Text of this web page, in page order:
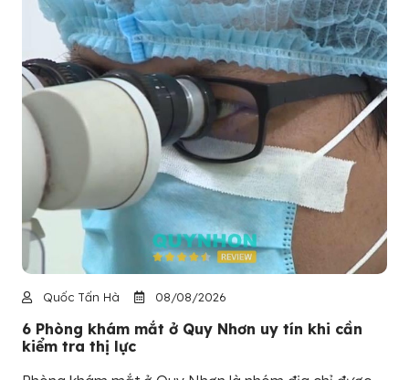
Quốc Tấn Hà 08/08/2026
6 Phòng khám mắt ở Quy Nhơn uy tín khi cần
kiểm tra thị lực